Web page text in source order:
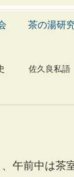
茶の湯研
佐久良私語
科学 音楽
午前中は茶